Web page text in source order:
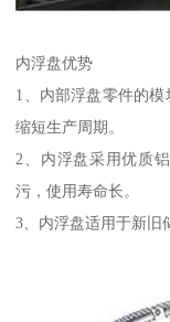
内浮盘优势
1、内部浮盘零件的
缩短生产周期。
2、内浮盘采用优质
污，使用寿命长。
3、内浮盘适用于新旧